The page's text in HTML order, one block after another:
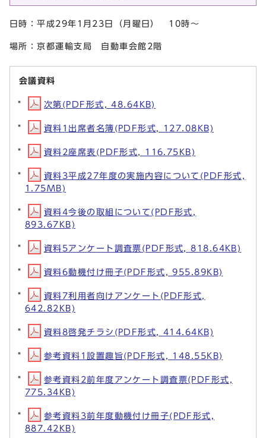
日時：平成29年1月23日（月曜日） 10時～
場所：京都運輸支局 自動車会館2階
会議資料
次第(PDF形式, 48.64KB)
資料1出席者名簿(PDF形式, 127.08KB)
資料2座席表(PDF形式, 116.75KB)
資料3平成27年度の実施内容について(PDF形式,
1.75MB)
資料4今後の取組について(PDF形式,
893.67KB)
資料5アンケート調査票(PDF形式, 818.64KB)
資料6動機付け冊子(PDF形式, 955.89KB)
資料7利用者向けアンケート(PDF形式,
642.82KB)
資料8啓発チラシ(PDF形式, 414.64KB)
参考資料1設置趣旨(PDF形式, 148.55KB)
参考資料2前年度アンケート調査票(PDF形式,
775.34KB)
参考資料3前年度動機付け冊子(PDF形式,
887.42KB)